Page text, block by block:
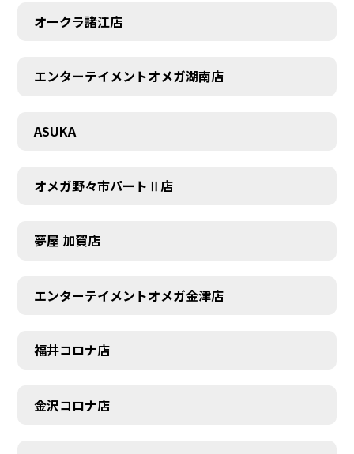
オークラ諸江店
エンターテイメントオメガ湖南店
ASUKA
オメガ野々市パートⅡ店
夢屋 加賀店
エンターテイメントオメガ金津店
福井コロナ店
金沢コロナ店